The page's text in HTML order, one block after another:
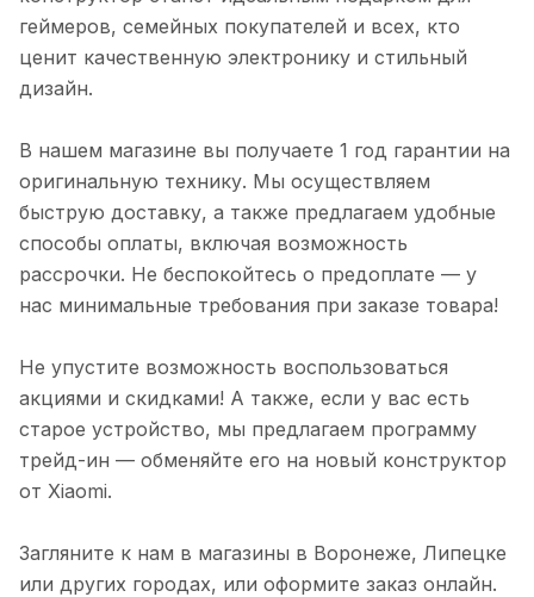
геймеров, семейных покупателей и всех, кто
ценит качественную электронику и стильный
дизайн.
В нашем магазине вы получаете 1 год гарантии на
оригинальную технику. Мы осуществляем
быструю доставку, а также предлагаем удобные
способы оплаты, включая возможность
рассрочки. Не беспокойтесь о предоплате — у
нас минимальные требования при заказе товара!
Не упустите возможность воспользоваться
акциями и скидками! А также, если у вас есть
старое устройство, мы предлагаем программу
трейд-ин — обменяйте его на новый конструктор
от Xiaomi.
Загляните к нам в магазины в Воронеже, Липецке
или других городах, или оформите заказ онлайн.